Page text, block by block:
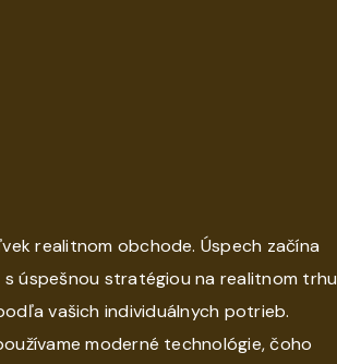
realitnom obchode. Úspech začína
úspešnou stratégiou na realitnom trhu
vašich individuálnych potrieb.
moderné technológie, čoho